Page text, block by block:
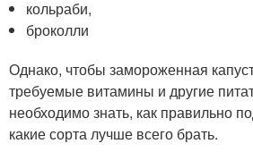
кольраби,
броколли
Однако, чтобы замороженная
требуемые витамины и другие
необходимо знать, как правильно
какие сорта лучше всего брать.